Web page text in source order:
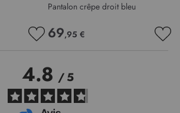
MA
LISTE
D’ENVIE
Pantalon crêpe droit bleu
69,95 €
4.8/5